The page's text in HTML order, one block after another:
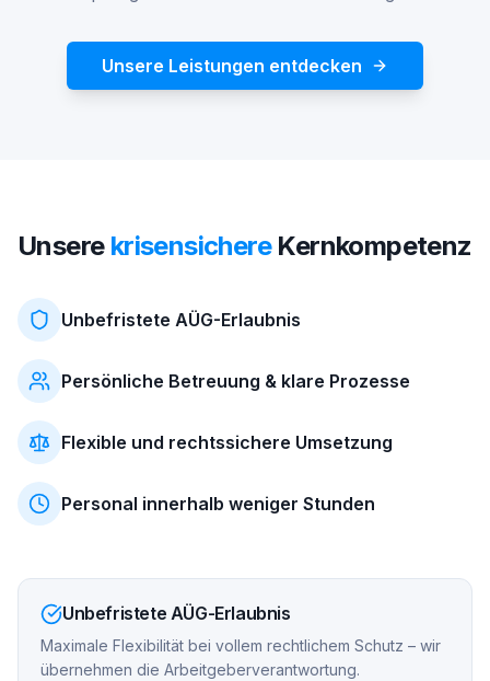
Unsere Leistungen entdecken
Unsere krisensichereKernkompetenz
Unbefristete AÜG-Erlaubnis
Persönliche Betreuung & klare Prozesse
Flexible und rechtssichere Umsetzung
Personal innerhalb weniger Stunden
Unbefristete AÜG-Erlaubnis
Maximale Flexibilität bei vollem rechtlichem Schutz – wir
übernehmen die Arbeitgeberverantwortung.